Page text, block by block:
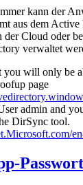
kann der
aus dem
der Cloud oder
verwaltet
you will only be
page
admin and
DirSync tool.